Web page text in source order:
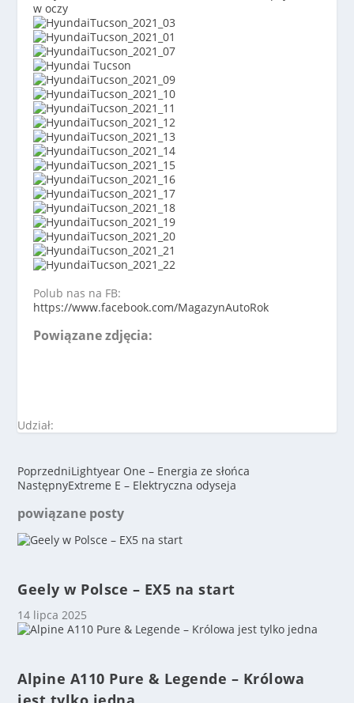
Polub nas na FB:
https://www.facebook.com/MagazynAutoRok
Powiązane zdjęcia:
Udział:
PoprzedniLightyear One – Energia ze słońca
NastępnyExtreme E – Elektryczna odyseja
powiązane posty
Geely w Polsce – EX5 na start
14 lipca 2025
Alpine A110 Pure & Legende – Królowa